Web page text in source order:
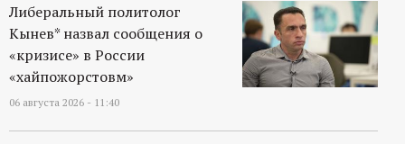
Либеральный политолог
Кынев* назвал сообщения о
«кризисе» в России
«хайпожорстовм»
06 августа 2026 - 11:40